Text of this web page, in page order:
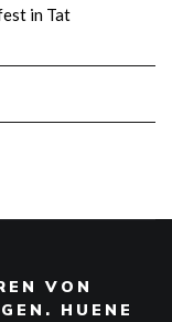
in Tat
VON
HUENE